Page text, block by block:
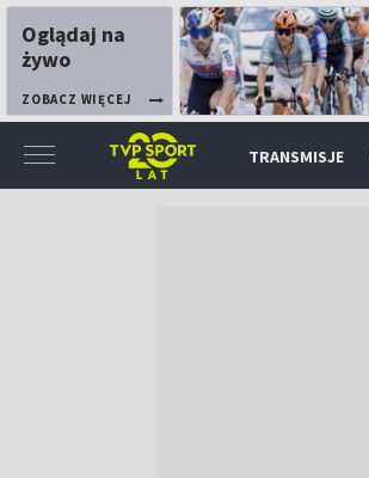
Oglądaj na
żywo
ZOBACZ WIĘCEJ
TRANSMISJE